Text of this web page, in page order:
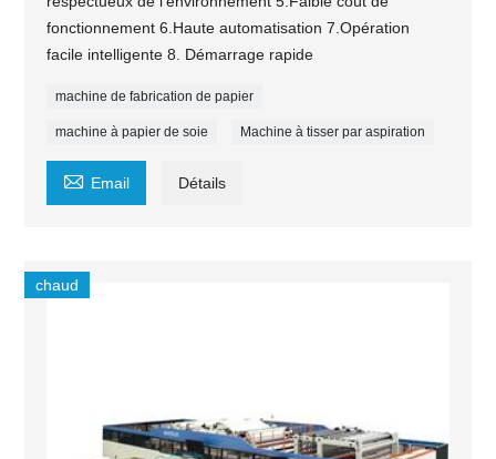
fonctionnement 6.Haute automatisation 7.Opération
facile intelligente 8. Démarrage rapide
machine de fabrication de papier
machine à papier de soie Machine à tisser par aspiration
 Email Détails
chaud